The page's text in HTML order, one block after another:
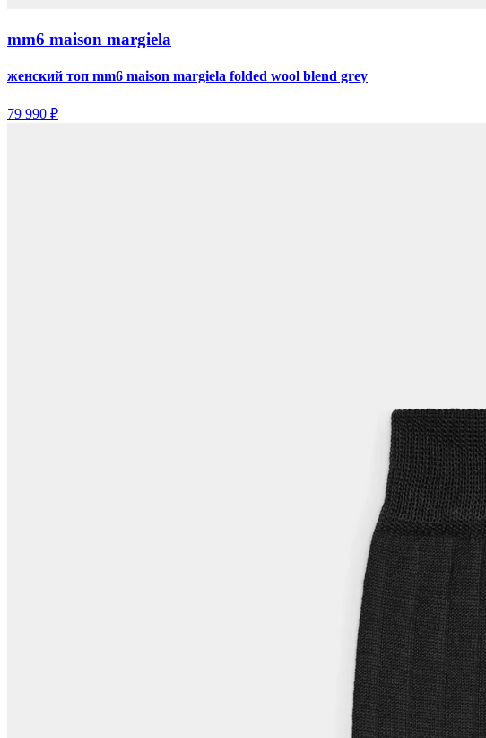
mm6 maison margiela
женский топ mm6 maison margiela folded wool blend grey
79 990 ₽